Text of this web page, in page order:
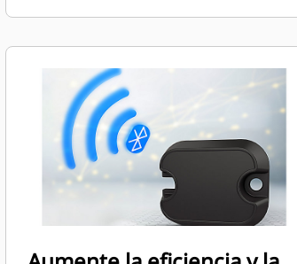
desconexiones rápidas crea el mejor
Los acopladores de desconexión
rápida se instalan en la misma
dirección que la fuerza de sujeción,
con una brida resistente para
garantizar un ajuste firme. Sin anillos
o tuercas de sujeción que aumentan
el riesgo de piezas sueltas o rotas.